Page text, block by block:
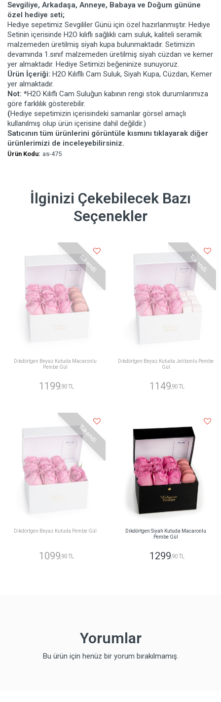
Sevgiliye, Arkadaşa, Anneye, Babaya ve Doğum gününe
özel hediye seti;
Hediye sepetimiz Sevgililer Günü için özel hazırlanmıştır. Hediye
Setinin içerisinde H2O kılıflı sağlıklı cam suluk, kaliteli seramik
malzemeden üretilmiş siyah kupa bulunmaktadır. Setimizin
devamında 1.sınıf malzemeden üretilmiş siyah cüzdan ve kemer
yer almaktadır. Hediye Setimizi beğeninize sunuyoruz.
Ürün İçeriği: H2O Kılıfllı Cam Suluk, Siyah Kupa, Cüzdan, Kemer
yer almaktadır.
Not: *H2O Kılıflı Cam Suluğun kabının rengi stok durumlarımıza
göre farklılık gösterebilir.
(Hediye sepetimizin içerisindeki samanlar görsel amaçlı
kullanılmış olup ürün içerisine dahil değildir.)
Satıcının tüm ürünlerini görüntüle kısmını tıklayarak diğer
ürünlerimizi de inceleyebilirsiniz.
Ürün Kodu: as-475
İlginizi Çekebilecek Bazı
Seçenekler
Tükendi
Dikdörtgen Beyaz Kutuda Macaronlu
Pembe Gül
1199 ,90 TL
Tükendi
Dikdörtgen Beyaz Kutuda Jelibonlu Pembe
Gül
1149 ,90 TL
Tükendi
Dikdörtgen Beyaz Kutuda Pembe Gül
1099,90 TL
Dikdörtgen Siyah Kutuda Macaronlu
Pembe Gül
1299,90 TL
Yorumlar
Bu ürün için henüz bir yorum bırakılmamış.